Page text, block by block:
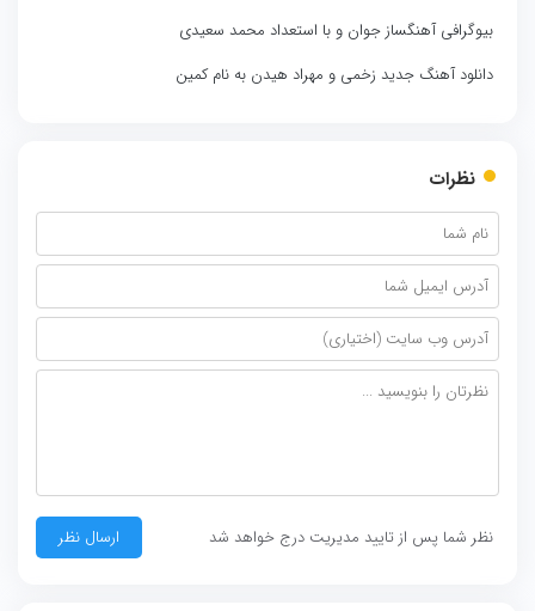
بیوگرافی آهنگساز جوان و با استعداد محمد سعیدی
دانلود آهنگ جدید زخمی و مهراد هیدن به نام کمین
نظرات
نظر شما پس از تایید مدیریت درج خواهد شد